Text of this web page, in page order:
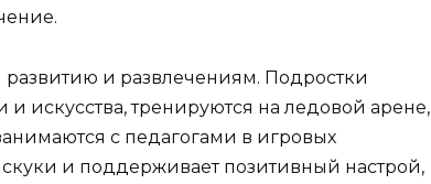
и развлечениям. Подростки
искусства, тренируются на ледовой арене,
с педагогами в игровых
скуки и поддерживает позитивный настрой,